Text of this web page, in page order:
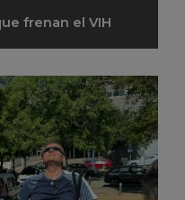
frenan el VIH